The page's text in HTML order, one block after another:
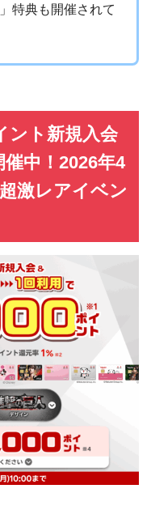
」特典も開催されて
ント新規入会
中！2026年4
激レアイベン